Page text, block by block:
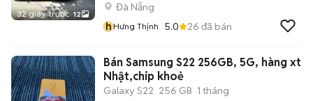
32 giây trước 12
Đà Nẵng
hHưng Thịnh 5.0 26 đã bán
Bán Samsung S22 256GB, 5G, hàng xt
Nhật,chip khoẻ
Galaxy S22 256 GB 1 tháng